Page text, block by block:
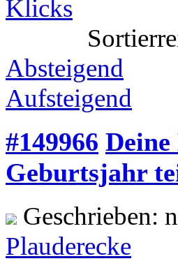
Klicks
Absteigend
Aufsteigend
#149966
Geburtsjahr
Geschrieben:
Plauderecke